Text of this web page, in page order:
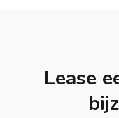
Lease